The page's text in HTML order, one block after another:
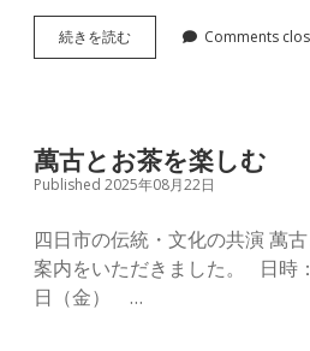
続きを読む萬
古
を
楽
し
会
続
Comments
萬古とお茶を楽しむ
Published 2025年08月22日
四日市の伝統・文化の共演 萬
案内をいただきました。 日時
日（金） …